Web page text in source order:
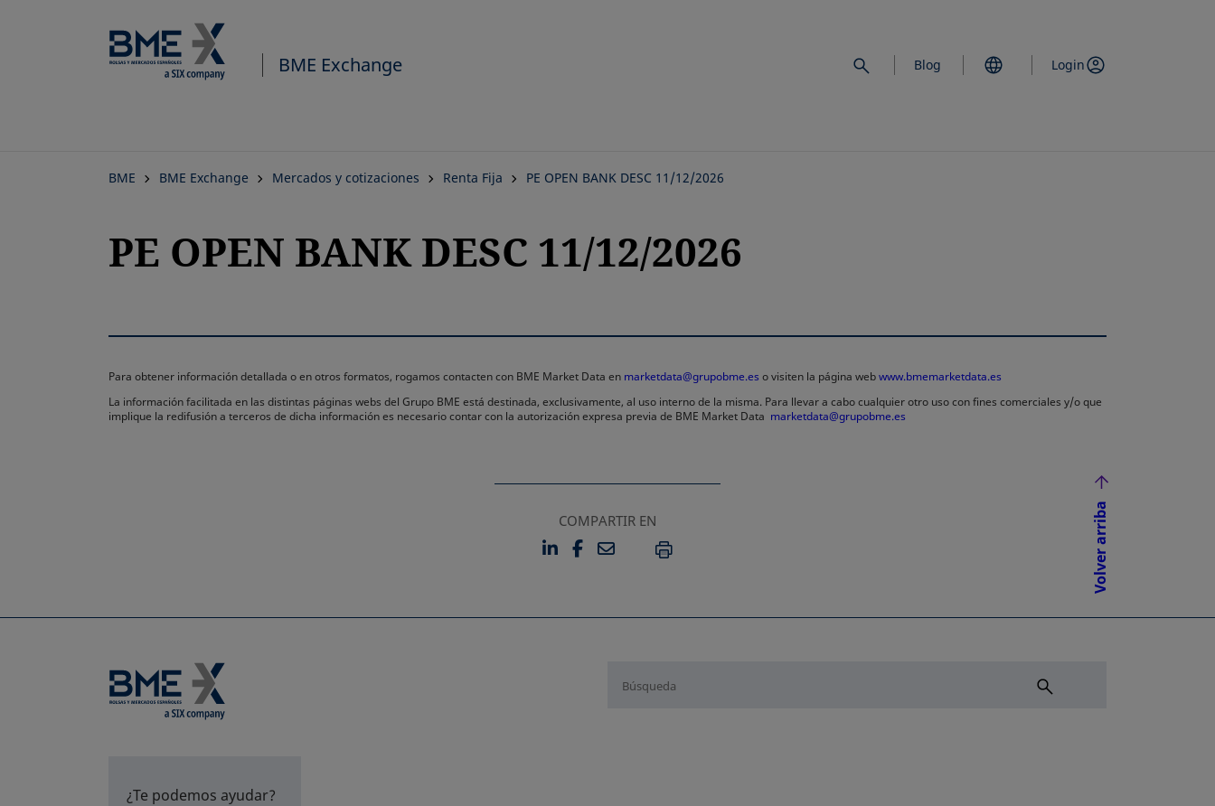
BME Exchange Blog Login
BME BME Exchange Mercados y cotizaciones Renta Fija PE OPEN BANK DESC 11/12/2026
PE OPEN BANK DESC 11/12/2026
Para obtener información detallada o en otros formatos, rogamos contacten con BME Market Data en marketdata@grupobme.es o visiten la página webwww.bmemarketdata.es
La información facilitada en las distintas páginas webs del Grupo BME está destinada, exclusivamente, al uso interno de la misma. Para llevar a cabo cualquier otro uso con fines comerciales y/o que
implique la redifusión a terceros de dicha información es necesario contar con la autorización expresa previa de BME Market Data marketdata@grupobme.es
COMPARTIR EN
LINKEDIN
SE ABRE EN UNA PESTAÑA NUEVA
FACEBOOK
SE ABRE EN UNA PESTAÑA NUEVA
EMAILIMPRIMIR Volver arriba
¿Te podemos ayudar?